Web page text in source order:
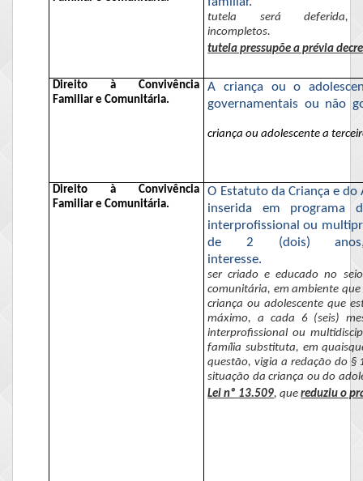
tutela será
incompletos.
tutela pressupõe a prévia
Direito à Convivência
Familiar e Comunitária.
A criança ou o
governamentais ou não
criança ou adolescente a
Direito à Convivência
Familiar e Comunitária.
O Estatuto da Criança e
inserida em programa
interprofissional ou
de 2 (dois) anos,
interesse.
ser criado e educado no
comunitária, em ambiente
criança ou adolescente que
máximo, a cada 6(seis)
interprofissional ou
família substituta, em
questão, vigia a redação do §
situação da criança ou do
Lei nº 13.509, quereduziu o